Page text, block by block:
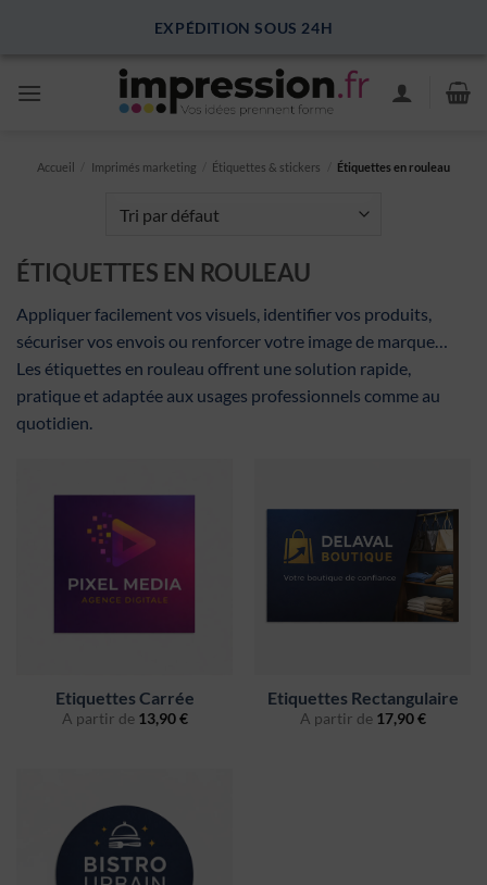
EXPÉDITION SOUS 24H
Accueil Imprimés marketing Étiquettes & stickers Étiquettes en rouleau
ÉTIQUETTES EN ROULEAU
Appliquer facilement vos visuels, identifier vos produits,
sécuriser vos envois ou renforcer votre image de marque…
Les étiquettes en rouleau offrent une solution rapide,
pratique et adaptée aux usages professionnels comme au
quotidien.
Etiquettes Carrée
A partir de 13,90€
Etiquettes Rectangulaire
A partir de 17,90€